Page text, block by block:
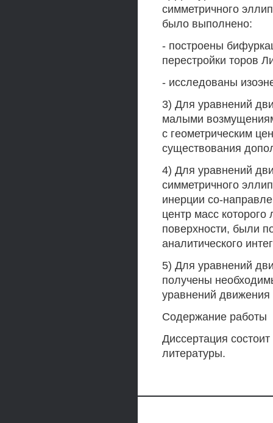
симметричного
было выполнено:
- построены
перестройки торов
- исследованы
3) Для уравнений
малыми
с геометрическим
существования
4) Для уравнений
симметричного
инерции со-
центр масс
поверхности, были
аналитического
5) Для уравнений
получены
уравнений движения
Содержание работы
Диссертация
литературы.